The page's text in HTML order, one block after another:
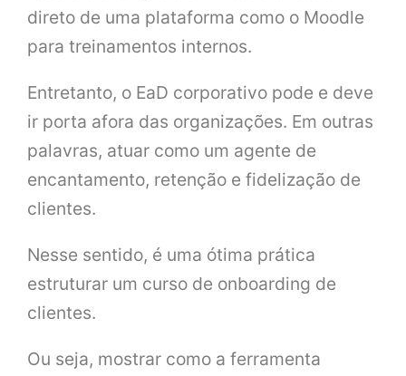
direto de uma plataforma como o Moodle
para treinamentos internos.
Entretanto, o EaD corporativo pode e deve
ir porta afora das organizações. Em outras
palavras, atuar como um agente de
encantamento, retenção e fidelização de
clientes.
Nesse sentido, é uma ótima prática
estruturar um curso de onboarding de
clientes.
Ou seja, mostrar como a ferramenta